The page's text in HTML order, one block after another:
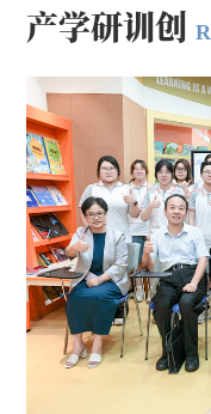
产学研训创